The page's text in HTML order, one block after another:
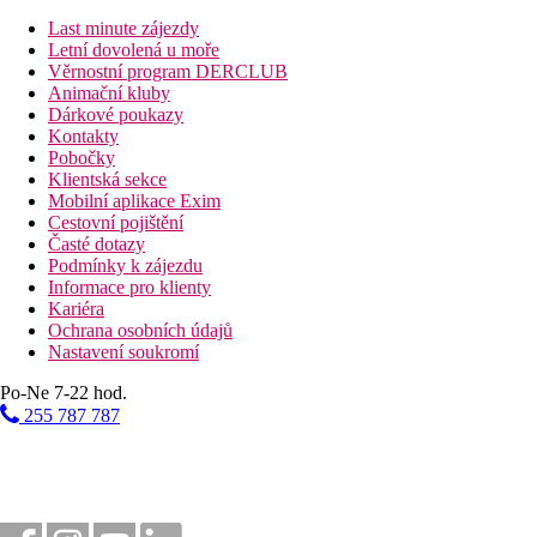
29-32 m2
hlavní budova
Dvoulůžkový pokoj Deluxe Superior:
výhled na moře
50 m2
hlavní budova
vyšší patro
prostorná terasa se zahradním nábytkem
SUITA Swim-up:
přímý vstup do sdíleného bazénu
možnost ubytování od 16+ let
23 m2
Rodinný pokoj:
2 ložnice oddělené dveřmi
1 koupelna
38 m2
výhled do krajiny
Rodinný pokoj s částečným výhledem na moře:
2 ložnice oddelené dveřmi
prostornější
Last minute zájezdy
Letní dovolená u moře
Věrnostní program DERCLUB
Animační kluby
Dárkové poukazy
Kontakty
Pobočky
Klientská sekce
Mobilní aplikace Exim
Cestovní pojištění
Časté dotazy
Podmínky k zájezdu
Informace pro klienty
Kariéra
Ochrana osobních údajů
Nastavení soukromí
Po-Ne 7-22 hod.
255 787 787